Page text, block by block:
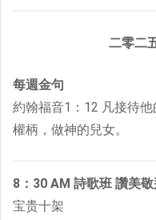
二零二
每週金句
約翰福音1：12 凡接待
權柄，做神的兒女。
8：30 AM 詩歌班 讚美
宝贵十架